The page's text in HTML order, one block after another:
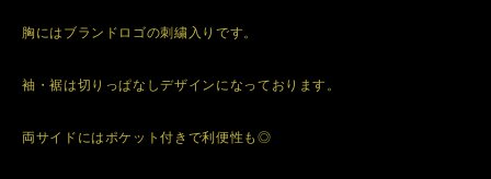
胸にはブランドロゴの刺繍入りです。
袖・裾は切りっぱなしデザインになっております。
両サイドにはポケット付きで利便性も◎